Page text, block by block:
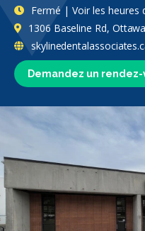
Demandez un rendez-
Fermé | Voir les heures
1306 Baseline Rd,